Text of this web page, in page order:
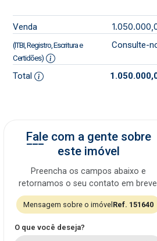
Venda
(ITBI, Registro, Escritura e
Certidões)
Consulte-
Total
Fale com a gente sobre
este imóvel
Preencha os campos abaixo e
retornamos o seu contato em
Mensagem sobre o imóvel Ref. 151640
O que você deseja?